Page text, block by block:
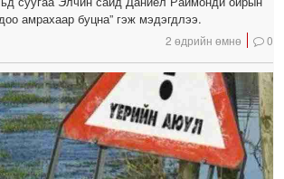
амрахаар буцна” гэж мэдэгдлээ.
2 өдрийн өмнө 0